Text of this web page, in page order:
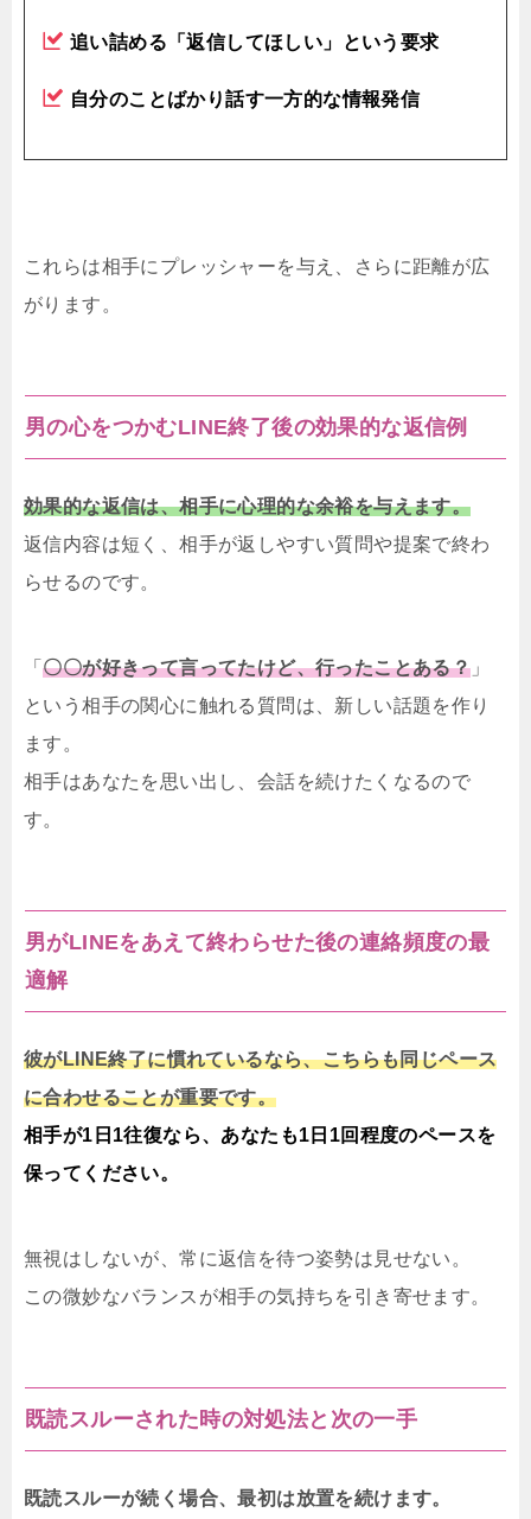
追い詰める「返信してほしい」という要求
自分のことばかり話す一方的な情報発信
これらは相手にプレッシャーを与え、さらに距離が広
がります。
男の心をつかむLINE終了後の効果的な返信例
効果的な返信は、相手に心理的な余裕を与えます。
返信内容は短く、相手が返しやすい質問や提案で終わ
らせるのです。
「〇〇が好きって言ってたけど、行ったことある？ 」
という相手の関心に触れる質問は、新しい話題を作り
ます。
相手はあなたを思い出し、会話を続けたくなるので
す。
男がLINEをあえて終わらせた後の連絡頻度の最
適解
彼がLINE終了に慣れているなら、こちらも同じペース
に合わせることが重要です。
相手が1日1往復なら、あなたも1日1回程度のペースを
保ってください。
無視はしないが、常に返信を待つ姿勢は見せない。
この微妙なバランスが相手の気持ちを引き寄せます。
既読スルーされた時の対処法と次の一手
既読スルーが続く場合、最初は放置を続けます。